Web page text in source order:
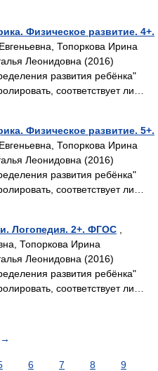
Физическое развитие. 4+.
Топоркова Ирина
Леонидовна (2016)
развития ребёнка"
соответствует ли…
Физическое развитие. 5+.
Топоркова Ирина
Леонидовна (2016)
развития ребёнка"
соответствует ли…
Логопедия. 2+. ФГОС
Топоркова Ирина
Леонидовна (2016)
развития ребёнка"
соответствует ли…
→
6 7 8
9